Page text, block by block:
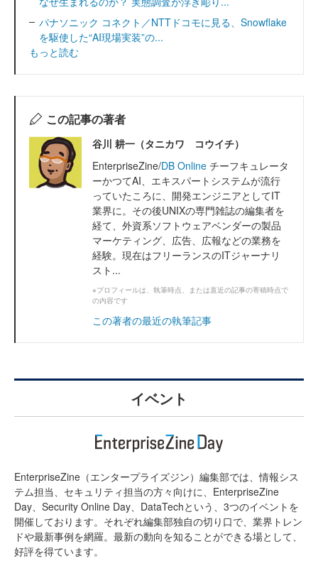
パナソニック コネクト／NTTドコモに見る、Snowflake
を駆使した“AI現場実装”の...
もっと読む
この記事の著者
谷川 耕一（タニカワ コウイチ）
EnterpriseZine/DB Online チーフキュレータ
ーかつてAI、エキスパートシステムが流行
っていたころに、開発エンジニアとしてIT
業界に。その後UNIXの専門雑誌の編集者を
経て、外資系ソフトウェアベンダーの製品
マーケティング、広告、広報などの業務を
経験。現在はフリーランスのITジャーナリ
スト...
※プロフィールは、執筆時点、または直近の記事の寄稿時点で
の内容です
この著者の最近の執筆記事
イベント
EnterpriseZine（エンタープライズジン）編集部では、情報シス
テム担当、セキュリティ担当の方々向けに、EnterpriseZine
Day、Security Online Day、DataTechという、3つのイベントを
開催しております。それぞれ編集部独自の切り口で、業界トレン
ドや最新事例を網羅。最新の動向を知ることができる場として、
好評を得ています。